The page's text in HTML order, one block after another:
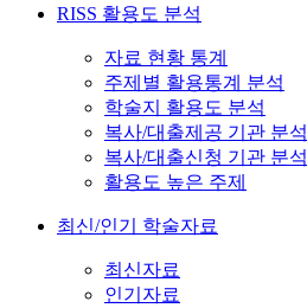
RISS 활용도 분석
자료 현황 통계
주제별 활용통계 분석
학술지 활용도 분석
복사/대출제공 기관 분석
복사/대출신청 기관 분석
활용도 높은 주제
최신/인기 학술자료
최신자료
인기자료